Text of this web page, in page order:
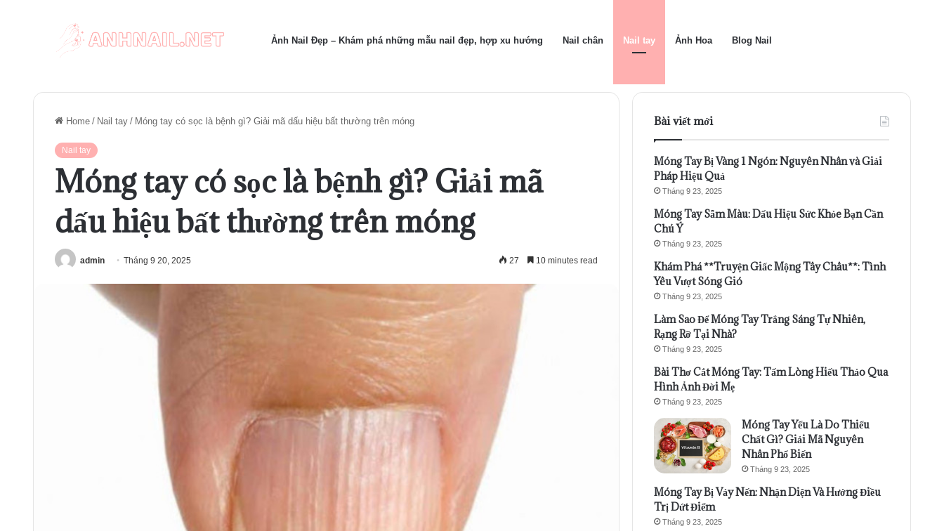
Ảnh Nail Đẹp – Khám phá những mẫu nail đẹp, hợp xu hướng Nail chân Nail tay Ảnh Hoa Blog Nail
Home / Nail tay / Móng tay có sọc là bệnh gì? Giải mã dấu hiệu bất thường trên móng
Nail tay
Móng tay có sọc là bệnh gì? Giải mã
dấu hiệu bất thường trên móng
admin Tháng 9 20, 2025 27 10 minutes read
Bài viết mới
Móng Tay Bị Vàng 1 Ngón: Nguyên Nhân và Giải
Pháp Hiệu Quả
Tháng 9 23, 2025
Móng Tay Sẫm Màu: Dấu Hiệu Sức Khỏe Bạn Cần
Chú Ý
Tháng 9 23, 2025
Khám Phá **Truyện Giấc Mộng Tây Châu**: Tình
Yêu Vượt Sóng Gió
Tháng 9 23, 2025
Làm Sao Để Móng Tay Trắng Sáng Tự Nhiên,
Rạng Rỡ Tại Nhà?
Tháng 9 23, 2025
Bài Thơ Cắt Móng Tay: Tấm Lòng Hiếu Thảo Qua
Hình Ảnh Đời Mẹ
Tháng 9 23, 2025
Móng Tay Yếu Là Do Thiếu
Chất Gì? Giải Mã Nguyên
Nhân Phổ Biến
Tháng 9 23, 2025
Móng Tay Bị Vảy Nến: Nhận Diện Và Hướng Điều
Trị Dứt Điểm
Tháng 9 23, 2025